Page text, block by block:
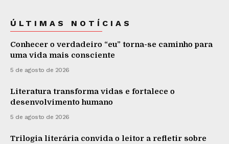
ÚLTIMAS NOTÍCIAS
Conhecer o verdadeiro “eu” torna-se caminho para
uma vida mais consciente
5 de agosto de 2026
Literatura transforma vidas e fortalece o
desenvolvimento humano
5 de agosto de 2026
Trilogia literária convida o leitor a refletir sobre